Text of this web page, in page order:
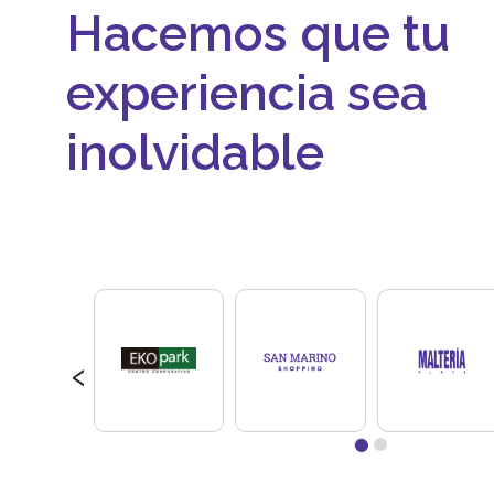
Hacemos que tu
experiencia sea
inolvidable
‹